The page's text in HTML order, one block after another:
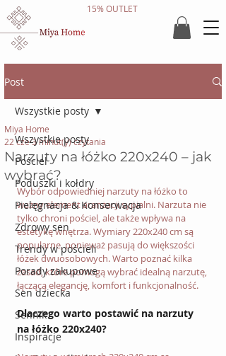
15% OUTLET
Post
Wszystkie posty
Pościel
Poduszki i kołdry
Pielęgnacja & Konserwacja
Zdrowy sen
Trendy w pościeli
Porady zakupowe
Sen dziecka
Sennik
Inspiracje
Wszystkie posty
Narzuty na łóżko 220x240 – jak
wybrać?
Miya Home
22 cze3 minut(y) czytania
Wybór odpowiedniej narzuty na łóżko to
ważny element aranżacji sypialni. Narzuta nie
tylko chroni pościel, ale także wpływa na
estetykę wnętrza. Wymiary 220x240 cm są
popularne, ponieważ pasują do większości
łóżek dwuosobowych. Warto poznać kilka
zasad, które pomogą wybrać idealną narzutę,
łączącą elegancję, komfort i funkcjonalność.
Dlaczego warto postawić na narzuty
na łóżko 220x240?